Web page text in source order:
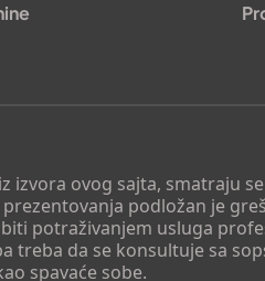
izvora ovog sajta, smatraju
podložan je
potraživanjem usluga
treba da se konsultuje sa
spavaće sobe.